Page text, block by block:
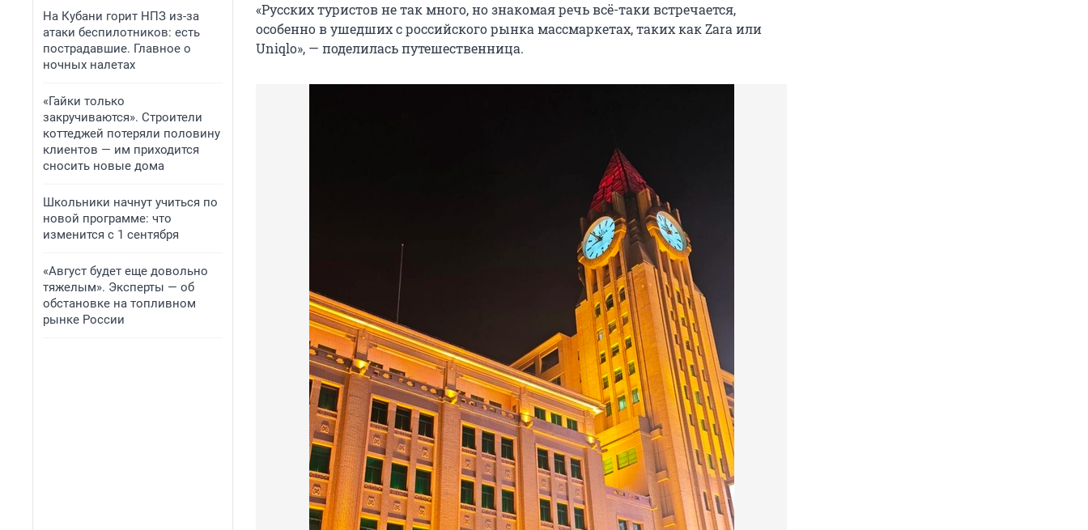
На Кубани горит НПЗ из-за
атаки беспилотников: есть
пострадавшие. Главное о
ночных налетах
«Гайки только
закручиваются». Строители
коттеджей потеряли половину
клиентов — им приходится
сносить новые дома
Школьники начнут учиться по
новой программе: что
изменится с 1 сентября
«Август будет еще довольно
тяжелым». Эксперты — об
обстановке на топливном
рынке России
«Русских туристов не так много, но знакомая речь всё-таки встречается,
особенно в ушедших с российского рынка массмаркетах, таких как Zara или
Uniqlo», — поделилась путешественница.